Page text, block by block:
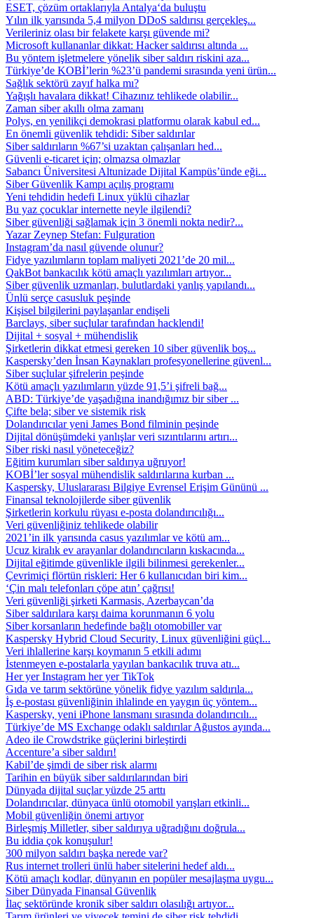
ESET, çözüm ortaklarıyla Antalya‘da buluştu
Yılın ilk yarısında 5,4 milyon DDoS saldırısı gerçekleş...
Verileriniz olası bir felakete karşı güvende mi?
Microsoft kullananlar dikkat: Hacker saldırısı altında ...
Bu yöntem işletmelere yönelik siber saldırı riskini aza...
Türkiye’de KOBİ’lerin %23’ü pandemi sırasında yeni ürün...
Sağlık sektörü zayıf halka mı?
Yağışlı havalara dikkat! Cihazınız tehlikede olabilir...
Zaman siber akıllı olma zamanı
Polys, en yenilikçi demokrasi platformu olarak kabul ed...
En önemli güvenlik tehdidi: Siber saldırılar
Siber saldırıların %67’si uzaktan çalışanları hed...
Güvenli e-ticaret için; olmazsa olmazlar
Sabancı Üniversitesi Altunizade Dijital Kampüs’ünde eği...
Siber Güvenlik Kampı açılış programı
Yeni tehdidin hedefi Linux yüklü cihazlar
Bu yaz çocuklar internette neyle ilgilendi?
Siber güvenliği sağlamak için 3 önemli nokta nedir?...
Yazar Zeynep Stefan: Fulguration
Instagram’da nasıl güvende olunur?
Fidye yazılımların toplam maliyeti 2021’de 20 mil...
QakBot bankacılık kötü amaçlı yazılımları artıyor...
Siber güvenlik uzmanları, bulutlardaki yanlış yapılandı...
Ünlü serçe casusluk peşinde
Kişisel bilgilerini paylaşanlar endişeli
Barclays, siber suçlular tarafından hacklendi!
Dijital + sosyal + mühendislik
Şirketlerin dikkat etmesi gereken 10 siber güvenlik boş...
Kaspersky’den İnsan Kaynakları profesyonellerine güvenl...
Siber suçlular şifrelerin peşinde
Kötü amaçlı yazılımların yüzde 91,5’i şifreli bağ...
ABD: Türkiye’de yaşadığına inandığımız bir siber ...
Çifte bela; siber ve sistemik risk
Dolandırıcılar yeni James Bond filminin peşinde
Dijital dönüşümdeki yanlışlar veri sızıntılarını artırı...
Siber riski nasıl yöneteceğiz?
Eğitim kurumları siber saldırıya uğruyor!
KOBİ’ler sosyal mühendislik saldırılarına kurban ...
Kaspersky, Uluslararası Bilgiye Evrensel Erişim Gününü ...
Finansal teknolojilerde siber güvenlik
Şirketlerin korkulu rüyası e-posta dolandırıcılığı...
Veri güvenliğiniz tehlikede olabilir
2021’in ilk yarısında casus yazılımlar ve kötü am...
Ucuz kiralık ev arayanlar dolandırıcıların kıskacında...
Dijital eğitimde güvenlikle ilgili bilinmesi gerekenler...
Çevrimiçi flörtün riskleri: Her 6 kullanıcıdan biri kim...
‘Çin malı telefonları çöpe atın’ çağrısı!
Veri güvenliği şirketi Karmasis, Azerbaycan’da
Siber saldırılara karşı daima korunmanın 6 yolu
Siber korsanların hedefinde bağlı otomobiller var
Kaspersky Hybrid Cloud Security, Linux güvenliğini güçl...
Veri ihlallerine karşı koymanın 5 etkili adımı
İstenmeyen e-postalarla yayılan bankacılık truva atı...
Her yer Instagram her yer TikTok
Gıda ve tarım sektörüne yönelik fidye yazılım saldırıla...
İş e-postası güvenliğinin ihlalinde en yaygın üç yöntem...
Kaspersky, yeni iPhone lansmanı sırasında dolandırıcılı...
Türkiye’de MS Exchange odaklı saldırılar Ağustos ayında...
Adeo ile Crowdstrike güçlerini birleştirdi
Accenture’a siber saldırı!
Kabil’de şimdi de siber risk alarmı
Tarihin en büyük siber saldırılarından biri
Dünyada dijital suçlar yüzde 25 arttı
Dolandırıcılar, dünyaca ünlü otomobil yarışları etkinli...
Mobil güvenliğin önemi artıyor
Birleşmiş Milletler, siber saldırıya uğradığını doğrula...
Bu iddia çok konuşulur!
300 milyon saldırı başka nerede var?
Rus internet trolleri ünlü haber sitelerini hedef aldı...
Kötü amaçlı kodlar, dünyanın en popüler mesajlaşma uygu...
Siber Dünyada Finansal Güvenlik
İlaç sektöründe kronik siber saldırı olasılığı artıyor...